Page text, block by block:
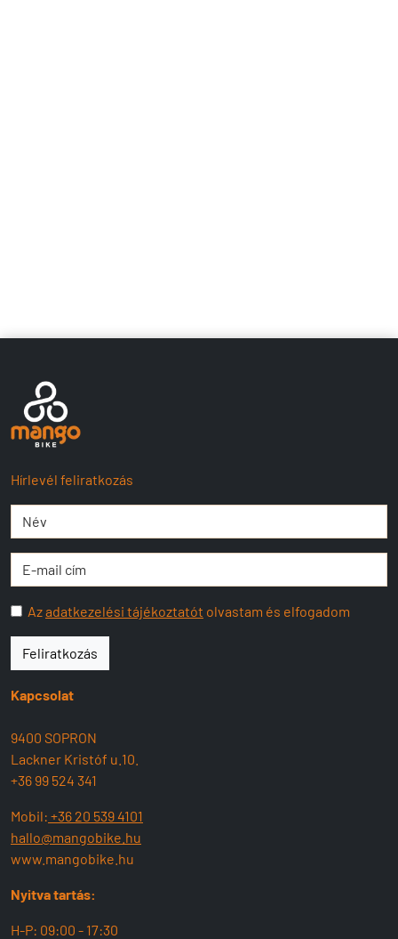
Hírlevél feliratkozás
Azadatkezelési tájékoztatót olvastam és elfogadom
Feliratkozás
Kapcsolat
9400 SOPRON
Lackner Kristóf u.10.
+36 99 524 341
Mobil: +36 20 539 4101
hallo@mangobike.hu
www.mangobike.hu
Nyitva tartás:
H-P: 09:00 - 17:30